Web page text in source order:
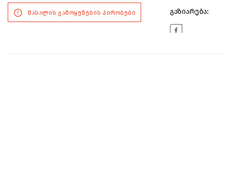
მასალის გამოყენების პირობები გაზიარება: